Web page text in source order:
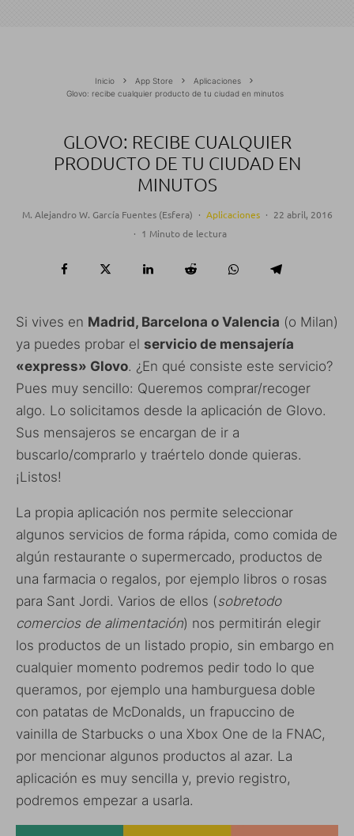
Inicio App Store
Aplicaciones
Glovo: recibe cualquier producto de tu ciudad en minutos
GLOVO: RECIBE CUALQUIER
PRODUCTO DE TU CIUDAD EN
MINUTOS
M. Alejandro W. García Fuentes (Esfera) · Aplicaciones · 22 abril, 2016
· 1 Minuto de lectura
Si vives en Madrid, Barcelona o Valencia (o Milan)
ya puedes probar el servicio de mensajería
«express» Glovo. ¿En qué consiste este servicio?
Pues muy sencillo: Queremos comprar/recoger
algo. Lo solicitamos desde la aplicación de Glovo.
Sus mensajeros se encargan de ir a
buscarlo/comprarlo y traértelo donde quieras.
¡Listos!
La propia aplicación nos permite seleccionar
algunos servicios de forma rápida, como comida de
algún restaurante o supermercado, productos de
una farmacia o regalos, por ejemplo libros o rosas
para Sant Jordi. Varios de ellos (sobretodo
comercios de alimentación) nos permitirán elegir
los productos de un listado propio, sin embargo en
cualquier momento podremos pedir todo lo que
queramos, por ejemplo una hamburguesa doble
con patatas de McDonalds, un frapuccino de
vainilla de Starbucks o una Xbox One de la FNAC,
por mencionar algunos productos al azar. La
aplicación es muy sencilla y, previo registro,
podremos empezar a usarla.